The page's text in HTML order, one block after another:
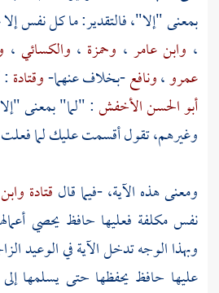
بمعنى "إلا"، فالتقدير: ما كل نفس
، وابن عامر ، وحمزة ، والكسائي ،
عمرو،ونافع-بخلاف عنهما-وقتادة :
أبو الحسن الأخفش: "لما" بمعنى
وغيرهم، تقول أقسمت عليك لما
ومعنى هذه الآية، -فيما قال قتادة
نفس مكلفة فعليها حافظ يحصي
وبهذا الوجه تدخل الآية في الوعيد
عليها حافظ يحفظها حتى يسلمها